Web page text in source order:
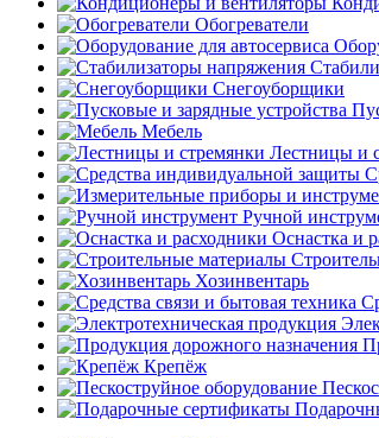
Обогреватели
Снегоуборщики
Мебель
Лестницы и
Ручной
Оснастка и
Хозинвентарь
Крепёж